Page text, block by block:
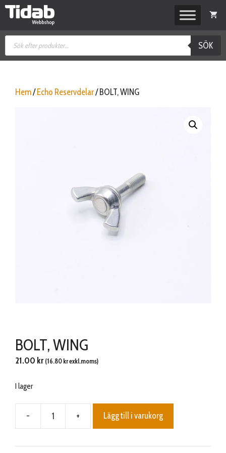
Hoppa
Produktsökning
SÖK
Hem/ Echo Reservdelar/ BOLT, WING
BOLT, WING
21.00 kr (16.80 krexkl.moms)
I lager
-
BOLT,
mängd
+ Lägg till i varukorg